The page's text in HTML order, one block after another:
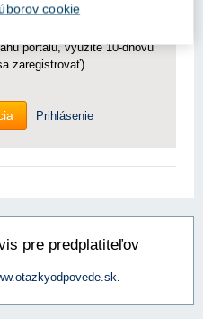
stačí sa prihlásiť.
portálu, využite 10-dňovú
zaregistrovať).
Prihlásenie
pre predplatiteľov
.
cookie